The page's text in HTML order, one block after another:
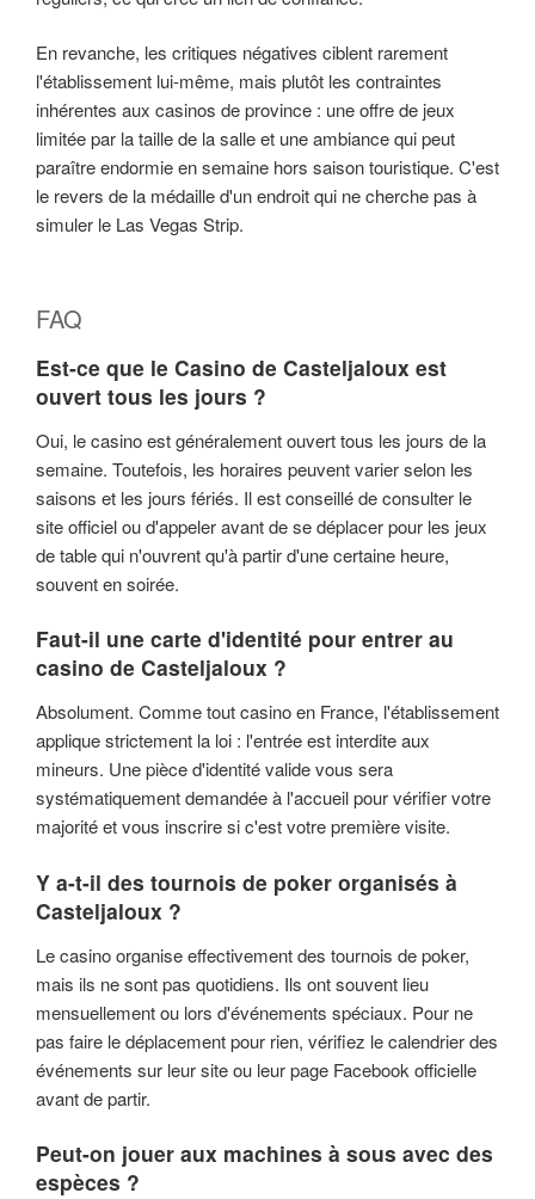
En revanche, les critiques négatives ciblent rarement
l'établissement lui-même, mais plutôt les contraintes
inhérentes aux casinos de province : une offre de jeux
limitée par la taille de la salle et une ambiance qui peut
paraître endormie en semaine hors saison touristique. C'est
le revers de la médaille d'un endroit qui ne cherche pas à
simuler le Las Vegas Strip.
FAQ
Est-ce que le Casino de Casteljaloux est
ouvert tous les jours ?
Oui, le casino est généralement ouvert tous les jours de la
semaine. Toutefois, les horaires peuvent varier selon les
saisons et les jours fériés. Il est conseillé de consulter le
site officiel ou d'appeler avant de se déplacer pour les jeux
de table qui n'ouvrent qu'à partir d'une certaine heure,
souvent en soirée.
Faut-il une carte d'identité pour entrer au
casino de Casteljaloux ?
Absolument. Comme tout casino en France, l'établissement
applique strictement la loi : l'entrée est interdite aux
mineurs. Une pièce d'identité valide vous sera
systématiquement demandée à l'accueil pour vérifier votre
majorité et vous inscrire si c'est votre première visite.
Y a-t-il des tournois de poker organisés à
Casteljaloux ?
Le casino organise effectivement des tournois de poker,
mais ils ne sont pas quotidiens. Ils ont souvent lieu
mensuellement ou lors d'événements spéciaux. Pour ne
pas faire le déplacement pour rien, vérifiez le calendrier des
événements sur leur site ou leur page Facebook officielle
avant de partir.
Peut-on jouer aux machines à sous avec des
espèces ?